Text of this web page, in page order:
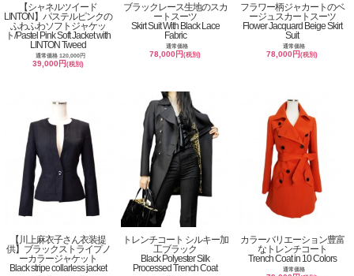
【シャネルツイード
LINTON】パステルピンクの
ふわふわソフトジャケッ
ト/Pastel Pink Soft Jacket with
LINTON Tweed
通常価格 120,000円
39,000円(税別)
ブラックレース生地のスカ
ートスーツ
Skirt Suit With Black Lace
Fabric
通常価格
78,000円(税別)
フラワー柄ジャカートのベ
ージュスカートスーツ
Flower Jacquard Beige Skirt
Suit
通常価格
78,000円(税別)
【川上麻衣子さん衣装提
供】ブラックストライプノ
ーカラージャケット
Black stripe collarless jacket
トレンチコート シルキー加
工ブラック
Black Polyester Silk
Processed Trench Coat
カラーバリエーション豊富
なトレンチコート
Trench Coat in 10 Colors
通常価格